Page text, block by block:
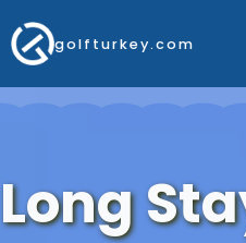
golfturkey.com
Long